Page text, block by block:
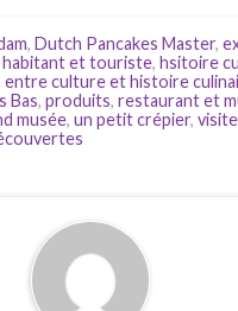
, Dutch Pancakes Master,
habitant et touriste, hsitoire
entre culture et histoire
Bas, produits, restaurant et
musée, un petit crépier,